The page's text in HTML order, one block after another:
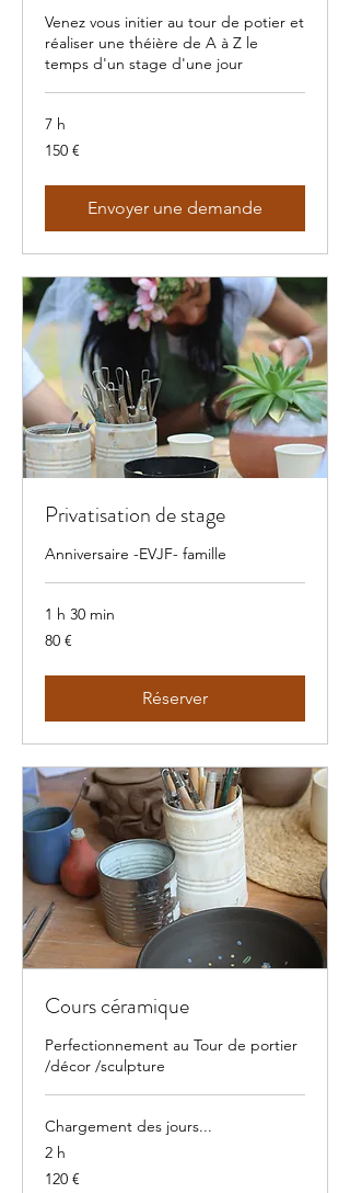
Venez vous initier au tour de potier et
réaliser une théière de A à Z le
temps d'un stage d'une jour
7 h
150
euros
150 €
Envoyer une demande
Privatisation de stage
Anniversaire -EVJF- famille
1 h 30 min
80
euros
80 €
Réserver
Cours céramique
Perfectionnement au Tour de portier
/décor /sculpture
Chargement des jours...
2 h
120
euros
120 €